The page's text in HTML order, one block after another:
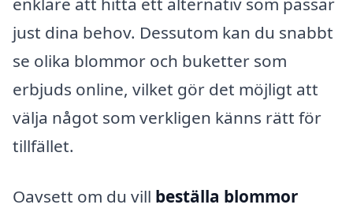
just dina behov. Dessutom kan du snabbt
se olika blommor och buketter som
erbjuds online, vilket gör det möjligt att
välja något som verkligen känns rätt för
tillfället.
Oavsett om du vill beställa blommor